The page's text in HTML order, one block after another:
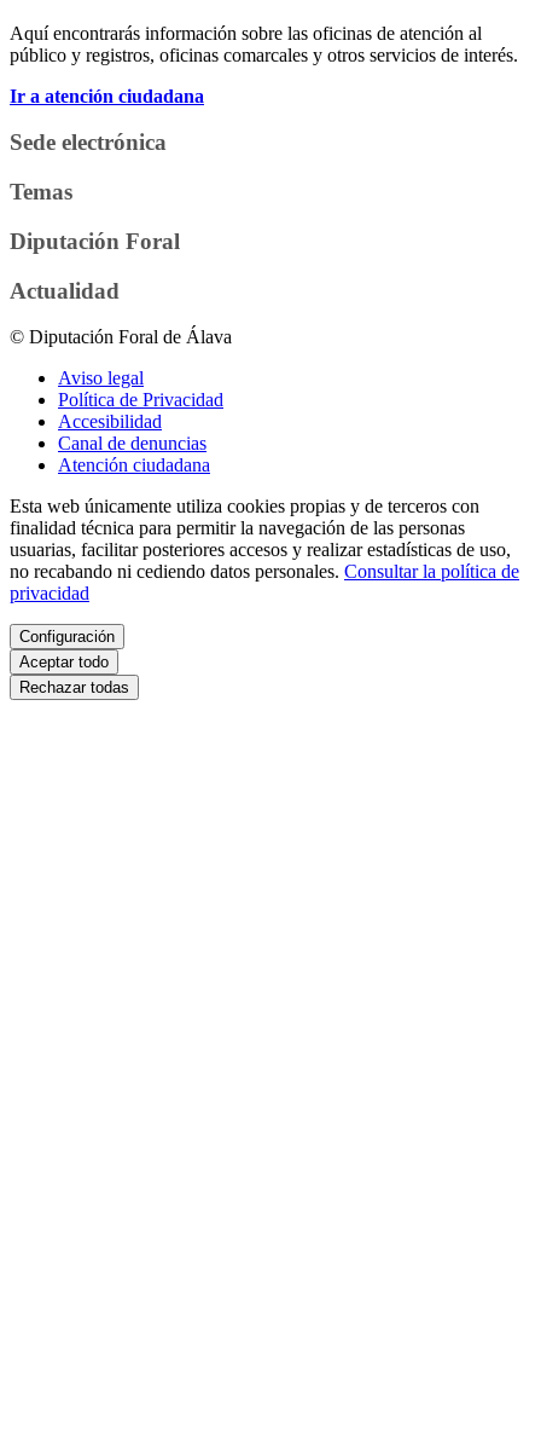
Aquí encontrarás información sobre las oficinas de atención al
público y registros, oficinas comarcales y otros servicios de interés.
Ir a atención ciudadana
Sede electrónica
Temas
Diputación Foral
Actualidad
© Diputación Foral de Álava
Aviso legal
Política de Privacidad
Accesibilidad
Canal de denuncias
Atención ciudadana
Esta web únicamente utiliza cookies propias y de terceros con
finalidad técnica para permitir la navegación de las personas
usuarias, facilitar posteriores accesos y realizar estadísticas de uso,
no recabando ni cediendo datos personales. Consultar la política de
privacidad
Configuración
Aceptar todo
Rechazar todas